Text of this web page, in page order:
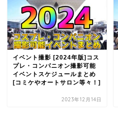
イベント撮影 [2024年版]コス
プレ・コンパニオン撮影可能
イベントスケジュールまとめ
[コミケやオートサロン等々！]
2023年12月14日